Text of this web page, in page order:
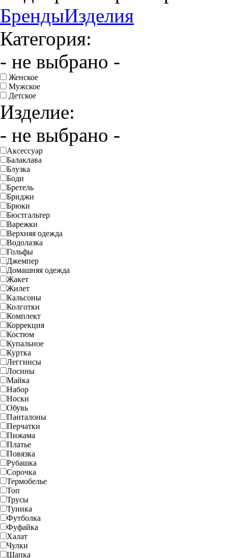
БрендыИзделия
Категория:
- не выбрано -
Женское
Мужское
Детское
Изделие:
- не выбрано -
Аксессуар
Балаклава
Блузка
Боди
Бретель
Бриджи
Брюки
Бюстгальтер
Варежки
Верхняя одежда
Водолазка
Гольфы
Джемпер
Домашняя одежда
Жакет
Жилет
Кальсоны
Колготки
Комплект
Коррекция
Костюм
Купальное
Куртка
Леггинсы
Лосины
Майка
Набор
Носки
Обувь
Панталоны
Перчатки
Пижама
Платье
Повязка
Рубашка
Сорочка
Термобелье
Топ
Трусы
Туника
Футболка
Фуфайка
Халат
Чулки
Шапка